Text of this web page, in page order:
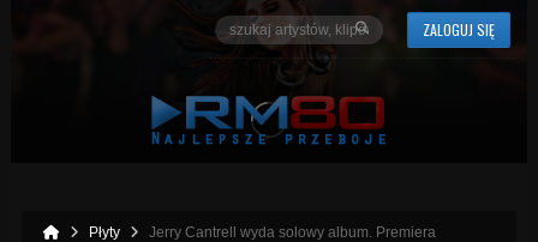
ZALOGUJ SIĘ
Płyty
Jerry Cantrell wyda solowy album. Premiera